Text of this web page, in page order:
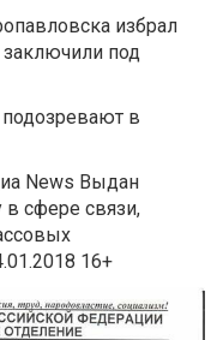
избрал
под
в
News Выдан
сфере связи,
16+